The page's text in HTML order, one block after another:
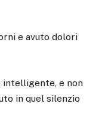
e avuto dolori
intelligente, e non
in quel silenzio